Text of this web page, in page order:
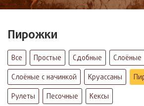
Пирожки
Все Простые Сдобные
Слоёные
Слоёные с начинкой
Круассаны
Рулеты
Песочные Кексы